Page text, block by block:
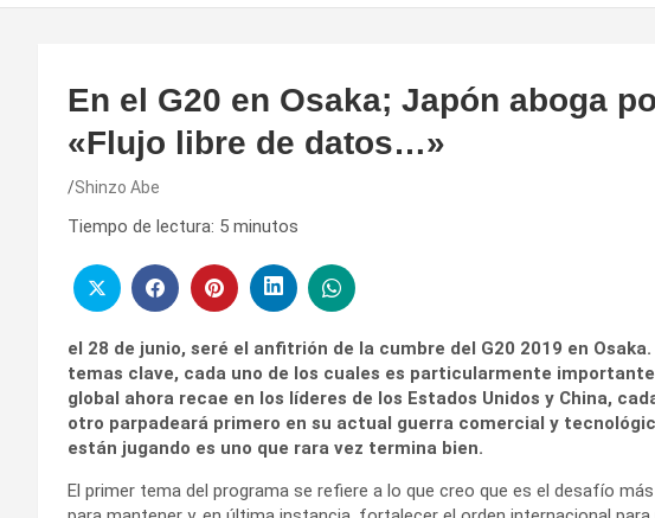
En el G20 en Osaka; Japón aboga
«Flujo libre de datos…»
Shinzo Abe
Tiempo de lectura: 5 minutos
el 28 de junio, seré el anfitrión de la cumbre del G20 2019 en
temas clave, cada uno de los cuales es particularmente
global ahora recae en los líderes de los Estados Unidos y China,
otro parpadeará primero en su actual guerra comercial y
están jugando es uno que rara vez termina bien.
El primer tema del programa se refiere a lo que creo que es el desafío